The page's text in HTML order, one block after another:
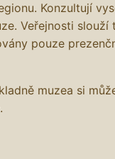
Konzultují
Veřejnosti slouží
pouze
muzea si